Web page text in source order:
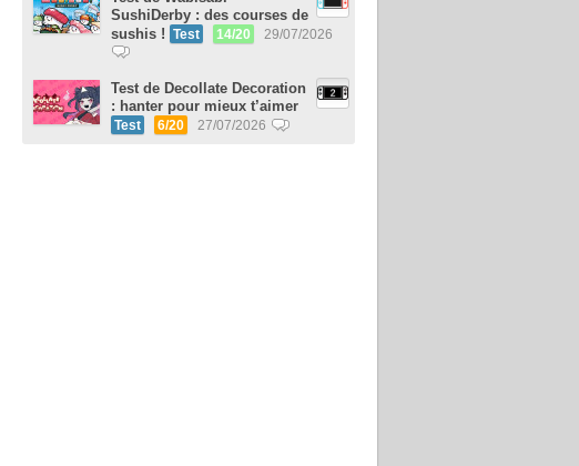
SushiDerby : des courses de
sushis !
Test 14/20 29/07/2026
Test de Decollate Decoration
: hanter pour mieux t’aimer
Test 6/20 27/07/2026